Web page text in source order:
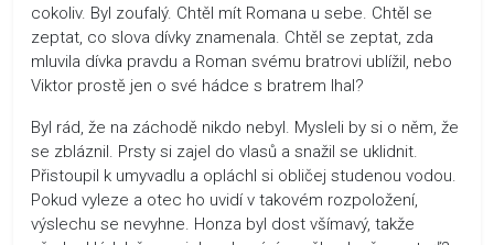
cokoliv. Byl zoufalý. Chtěl mít Romana u sebe. Chtěl se
zeptat, co slova dívky znamenala. Chtěl se zeptat, zda
mluvila dívka pravdu a Roman svému bratrovi ublížil, nebo
Viktor prostě jen o své hádce s bratrem lhal?
Byl rád, že na záchodě nikdo nebyl. Mysleli by si o něm, že
se zbláznil. Prsty si zajel do vlasů a snažil se uklidnit.
Přistoupil k umyvadlu a opláchl si obličej studenou vodou.
Pokud vyleze a otec ho uvidí v takovém rozpoložení,
výslechu se nevyhne. Honza byl dost všímavý, takže